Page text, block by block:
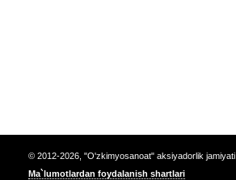
© 2012-2026, "O'zkimyosanoat" aksiyadorlik jamiyati
Ma`lumotlardan foydalanish shartlari